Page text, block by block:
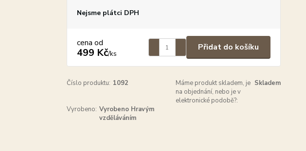
Nejsme plátci DPH
cena od
499 Kč/ks
Přidat do košíku
Číslo produktu: 1092
Máme produkt skladem, je
na objednání, nebo je v
elektronické podobě?:
Skladem
Vyrobeno: Vyrobeno Hravým
vzděláváním